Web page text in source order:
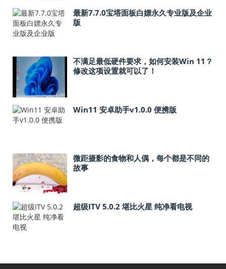
最新7.7.0宝塔面板白嫖永久专业版及企业
版
不满足最低硬件要求，如何安装Win 11？
修改这项设置就可以了！
Win11 安卓助手v1.0.0 便携版
微距摄影的食物和人偶，每个都是不同的
故事
超级ITV 5.0.2 堪比火星 纯净看电视